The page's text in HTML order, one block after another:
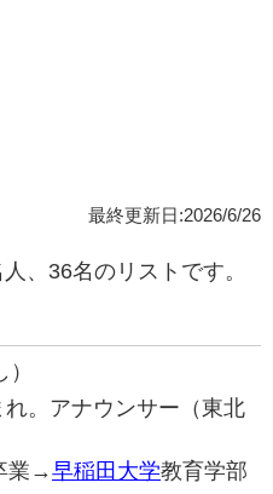
最終更新日:2026/6/26
、36名のリストです。
。アナウンサー（東北
業→早稲田大学教育学部